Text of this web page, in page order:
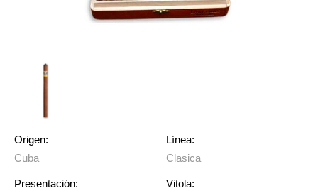
Origen:
Cuba
Presentación:
Línea:
Clasica
Vitola: